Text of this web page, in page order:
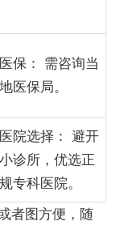
医保： 需咨询当
地医保局。
医院选择： 避开
小诊所，优选正
规专科医院。
者图方便，随